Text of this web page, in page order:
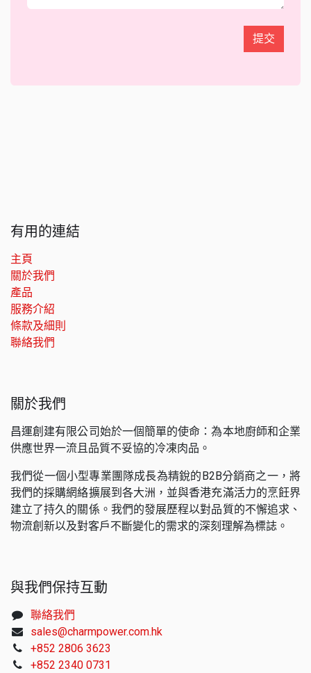
提交
有用的連結
主頁
關於我們
產品
服務介紹
條款及細則
聯絡我們
關於我們
昌運創建有限公司始於一個簡單的使命：為本地廚師和企業
供應世界一流且品質不妥協的冷凍肉品。
我們從一個小型專業團隊成長為精銳的B2B分銷商之一，將
我們的採購網絡擴展到各大洲，並與香港充滿活力的烹飪界
建立了持久的關係。我們的發展歷程以對品質的不懈追求、
物流創新以及對客戶不斷變化的需求的深刻理解為標誌。
與我們保持互動
聯絡我們
sales@charmpower.com.hk
+852 2806 3623
+852 2340 0731